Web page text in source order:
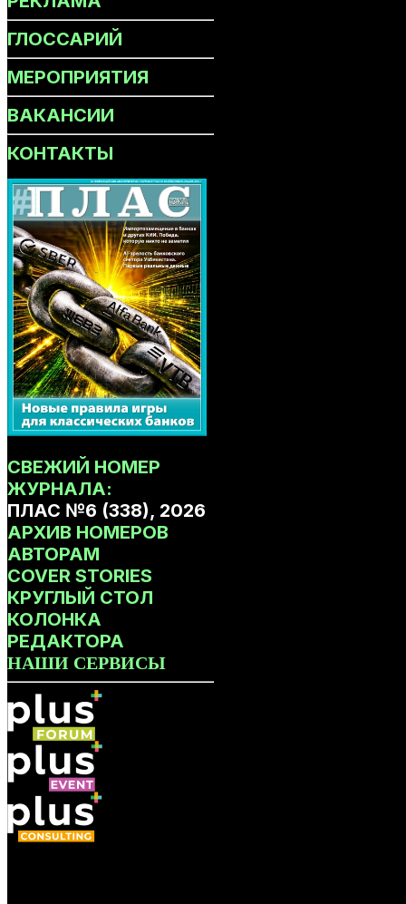
ГЛОССАРИЙ
МЕРОПРИЯТИЯ
ВАКАНСИИ
КОНТАКТЫ
СВЕЖИЙ НОМЕР
ЖУРНАЛА:
ПЛАС №6 (338), 2026
АРХИВ НОМЕРОВ
АВТОРАМ
COVER STORIES
КРУГЛЫЙ СТОЛ
КОЛОНКА
РЕДАКТОРА
НАШИ СЕРВИСЫ